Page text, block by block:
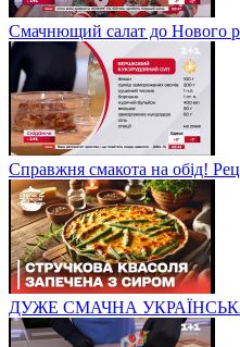
Смачнющий салат до Нового
Справжня смакота на обід!
ДУЖЕ СМАЧНА УКРАЇНСЬКА